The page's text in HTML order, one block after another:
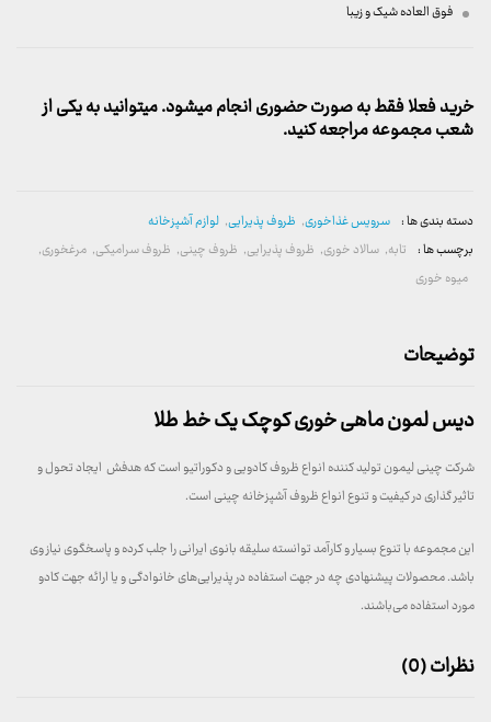
فوق العاده شیک و زیبا
خرید فعلا فقط به صورت حضوری انجام میشود. میتوانید به یکی از
شعب مجموعه مراجعه کنید.
دسته بندی ها : سرویس غذاخوری, ظروف پذیرایی, لوازم آشپزخانه
برچسب ها : تابه, سالاد خوری, ظروف پذیرایی, ظروف چینی, ظروف سرامیکی, مرغخوری,
میوه خوری
توضیحات
دیس لمون ماهی خوری کوچک یک خط طلا
شرکت چینی لیمون تولید کننده انواع ظروف کادویی و دکوراتیو است که هدفش ایجاد تحول و
تاثیر گذاری در کیفیت و تنوع انواع ظروف آشپزخانه چینی است.
این مجموعه با تنوع بسیار و کارآمد توانسته سلیقه بانوی ایرانی را جلب کرده و پاسخگوی نیاز وی
باشد. محصولات پیشنهادی چه در جهت استفاده در پذیرایی‌های خانوادگی و یا ارائه جهت کادو
مورد استفاده می‌باشند.
نظرات (0)